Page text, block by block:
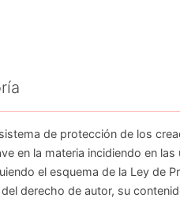
de protección de los
en la materia incidiendo en
el esquema de la Ley de
derecho de autor, su